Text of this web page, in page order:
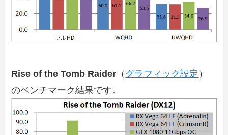
Rise of the Tomb Raider （ グラフィック設定 ）
のベンチマーク結果です。